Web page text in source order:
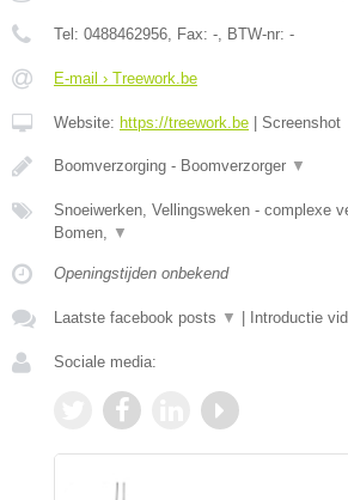
Tel: 0488462956 , Fax: - , BTW-nr: -
E-mail › Treework.be
Website: https://treework.be Screenshot
Boomverzorging - Boomverzorger ▼
Snoeiwerken, Vellingsweken - complexe
Bomen,
▼
Openingstijden onbekend
Laatste facebook posts ▼ Introductie
Sociale media: